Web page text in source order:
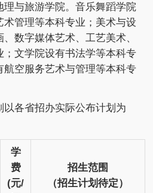
与旅游学院。音乐舞蹈学院
管理等本科专业；美术与设
数字媒体艺术、工艺美术、
文学院设有书法学等本科专
航空服务艺术与管理等本科专
各省招办实际公布计划为
学
费
(元/
招生范围
（招生计划待定）